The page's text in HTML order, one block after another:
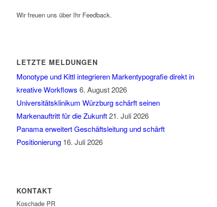
Wir freuen uns über Ihr Feedback.
LETZTE MELDUNGEN
Monotype und Kittl integrieren Markentypografie direkt in
kreative Workflows 6. August 2026
Universitätsklinikum Würzburg schärft seinen
Markenauftritt für die Zukunft 21. Juli 2026
Panama erweitert Geschäftsleitung und schärft
Positionierung 16. Juli 2026
KONTAKT
Koschade PR